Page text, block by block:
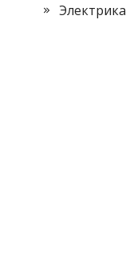
Электрика